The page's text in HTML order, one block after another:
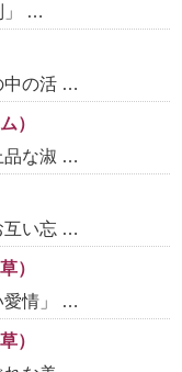
」 …
中の活 …
）
品な淑 …
互い忘 …
）
愛情」 …
）